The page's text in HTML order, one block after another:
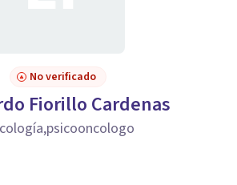
No verificado
Fiorillo Cardenas